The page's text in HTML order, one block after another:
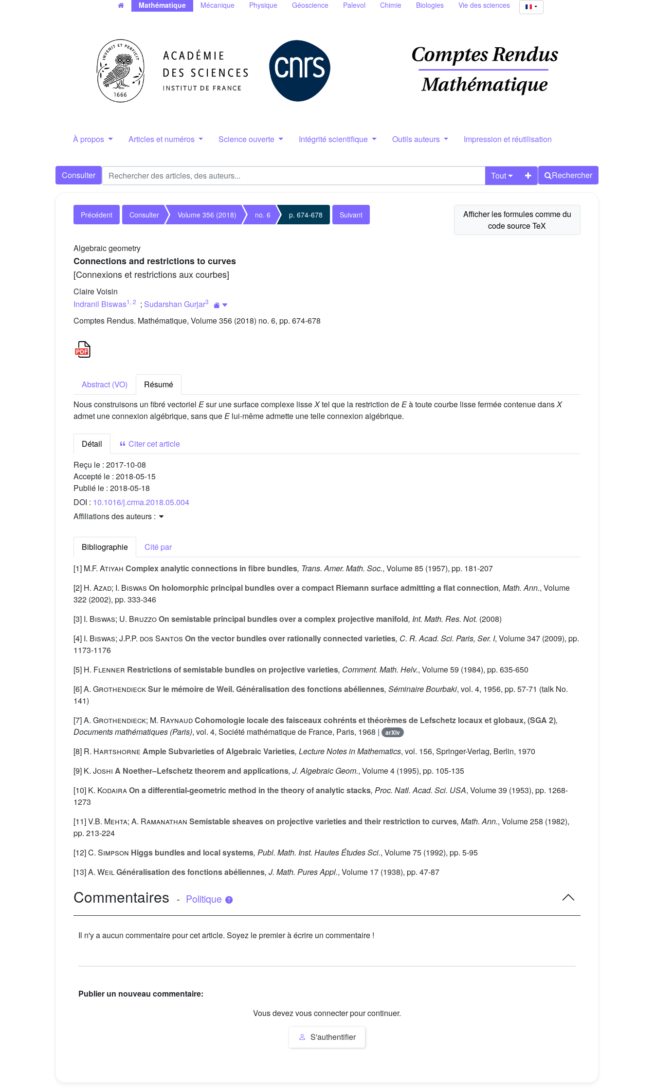
Mathématique Mécanique Physique Géoscience Palevol Chimie Biologies Vie des sciences
À propos Articles et numéros Science ouverte Intégrité scientifique Outils auteurs Impression et réutilisation
Consulter Tout Rechercher
Précédent Consulter Volume 356 (2018) no. 6 p. 674-678 Suivant
Algebraic geometry
Connections and restrictions to curves
[Connexions et restrictions aux courbes]
Claire Voisin
Indranil Biswas1 , 2 ; Sudarshan Gurjar3
Comptes Rendus. Mathématique, Volume 356 (2018) no. 6, pp. 674-678
Abstract (VO)
Résumé
Nous construisons un fibré vectoriel Esur une surface complexe lisseXtel que la restriction deEà toute courbe lisse fermée contenue dansX
admet une connexion algébrique, sans queElui-même admette une telle connexion algébrique.
Détail
Citer cet article
Reçu le : 2017-10-08
Accepté le : 2018-05-15
Publié le : 2018-05-18
DOI : 10.1016/j.crma.2018.05.004
Affiliations des auteurs :
Bibliographie
Cité par
[1] M.F. Atiyah Complex analytic connections in fibre bundles, Trans. Amer. Math. Soc., Volume 85 (1957), pp. 181-207
[2] H. Azad; I. Biswas On holomorphic principal bundles over a compact Riemann surface admitting a flat connection, Math. Ann., Volume
322 (2002), pp. 333-346
[3] I. Biswas; U. BruzzoOn semistable principal bundles over a complex projective manifold, Int. Math. Res. Not. (2008)
[4] I. Biswas; J.P.P. dos Santos On the vector bundles over rationally connected varieties, C. R. Acad. Sci. Paris, Ser. I, Volume 347 (2009), pp.
1173-1176
[5] H. Flenner Restrictions of semistable bundles on projective varieties, Comment. Math. Helv., Volume 59 (1984), pp. 635-650
[6]A. GrothendieckSur le mémoire de Weil. Généralisation des fonctions abéliennes, Séminaire Bourbaki, vol. 4, 1956, pp. 57-71 (talk No.
141)
[7]A. Grothendieck; M. RaynaudCohomologie locale des faisceaux cohrénts et théorèmes de Lefschetz locaux et globaux, (SGA 2),
Documents mathématiques (Paris), vol. 4, Société mathématique de France, Paris, 1968 | arXiv
[8] R. Hartshorne Ample Subvarieties of Algebraic Varieties, Lecture Notes in Mathematics, vol. 156, Springer-Verlag, Berlin, 1970
[9] K. Joshi A Noether–Lefschetz theorem and applications, J. Algebraic Geom., Volume 4 (1995), pp. 105-135
[10] K. KodairaOn a differential-geometric method in the theory of analytic stacks, Proc. Natl. Acad. Sci. USA, Volume 39 (1953), pp. 1268-
1273
[11]V.B. Mehta; A. Ramanathan Semistable sheaves on projective varieties and their restriction to curves, Math. Ann., Volume 258 (1982),
pp. 213-224
[12]C. Simpson Higgs bundles and local systems, Publ. Math. Inst. Hautes Études Sci., Volume 75 (1992), pp. 5-95
[13]A. WeilGénéralisation des fonctions abéliennes, J. Math. Pures Appl., Volume 17 (1938), pp. 47-87
Commentaires - Politique
Il n'y a aucun commentaire pour cet article. Soyez le premier à écrire un commentaire !
Publier un nouveau commentaire:
Vous devez vous connecter pour continuer.
S'authentifier